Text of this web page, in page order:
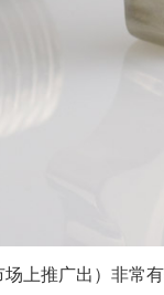
推广出）非常有